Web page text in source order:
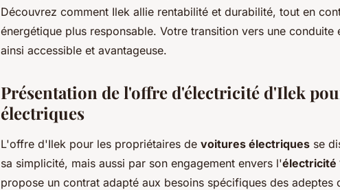
Découvrez comment Ilek allie rentabilité et durabilité, tout en
énergétique plus responsable. Votre transition vers une conduite
ainsi accessible et avantageuse.
Présentation de l'offre d'électricité d'Ilek
électriques
L'offre d'Ilek pour les propriétaires de voitures électriques se
sa simplicité, mais aussi par son engagement envers l'électricité
propose un contrat adapté aux besoins spécifiques des adeptes